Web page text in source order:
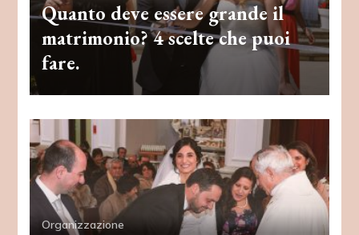
Quanto deve essere grande il
matrimonio? 4 scelte che puoi
fare.
Organizzazione